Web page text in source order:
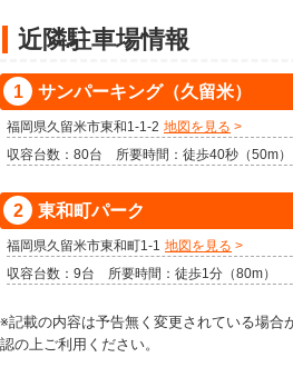
近隣駐車場情報
サンパーキング（久留米）
福岡県久留米市東和1-1-2 地図を見る
収容台数：80台 所要時間：徒歩40秒（50m）
東和町パーク
福岡県久留米市東和町1-1
地図を見る
収容台数：9台 所要時間：徒歩1分（80m）
※記載の内容は予告無く変更されている場合
認の上ご利用ください。